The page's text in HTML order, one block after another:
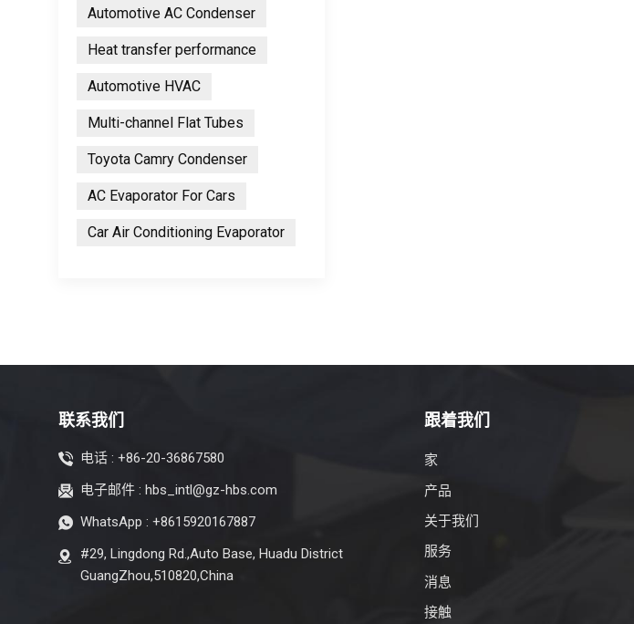
Automotive AC Condenser
Heat transfer performance
Automotive HVAC
Multi-channel Flat Tubes
Toyota Camry Condenser
AC Evaporator For Cars
Car Air Conditioning Evaporator
联系我们
电话 : +86-20-36867580
电子邮件 : hbs_intl@gz-hbs.com
WhatsApp : +8615920167887
#29, Lingdong Rd.,Auto Base, Huadu District
GuangZhou,510820,China
跟着我们
家
产品
关于我们
服务
消息
接触